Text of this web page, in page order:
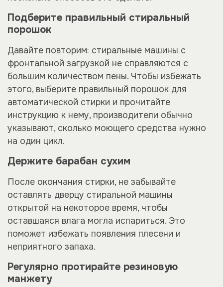
Подберите правильный стиральный
порошок
Давайте повторим: стиральные машины с
фронтальной загрузкой не справляются с
большим количеством пены. Чтобы избежать
этого, выберите правильный порошок для
автоматической стирки и прочитайте
инструкцию к нему, производители обычно
указывают, сколько моющего средства нужно
на один цикл.
Держите барабан сухим
После окончания стирки, не забывайте
оставлять дверцу стиральной машины
открытой на некоторое время, чтобы
оставшаяся влага могла испариться. Это
поможет избежать появления плесени и
неприятного запаха.
Регулярно протирайте резиновую
манжету